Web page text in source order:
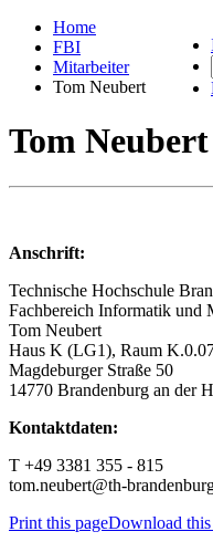
Home
FBI
Mitarbeiter
Tom Neubert
Tom Neubert
Anschrift:
Technische Hochschule
Fachbereich Informatik und
Tom Neubert
Haus K (LG1), Raum
Magdeburger Straße 50
14770 Brandenburg an der
Kontaktdaten:
T +49 3381 355 - 815
tom.neubert@th-
Print this pageDownload this